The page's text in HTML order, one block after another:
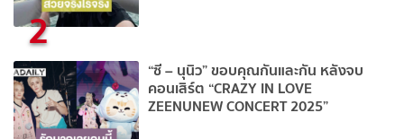
2
“ซี – นุนิว” ขอบคุณกันและกัน หลังจบ
คอนเสิร์ต “CRAZY IN LOVE
ZEENUNEW CONCERT 2025”